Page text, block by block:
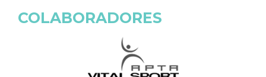
COLABORADORES